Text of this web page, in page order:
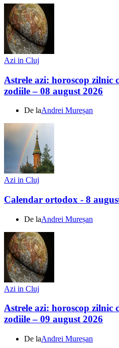
Azi in Cluj
Astrele azi: horoscop zilnic
zodiile – 08 august 2026
De laAndrei Mureșan
Azi in Cluj
Calendar ortodox - 8
De laAndrei Mureșan
Azi in Cluj
Astrele azi: horoscop zilnic
zodiile – 09 august 2026
De laAndrei Mureșan